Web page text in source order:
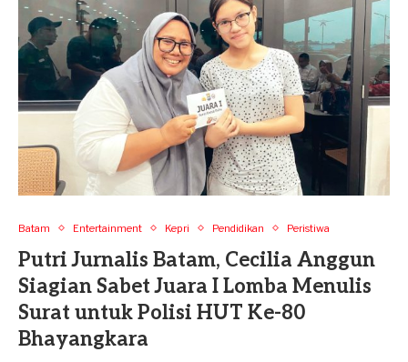
Batam Entertainment Kepri Pendidikan Peristiwa
Putri Jurnalis Batam, Cecilia Anggun
Siagian Sabet Juara I Lomba Menulis
Surat untuk Polisi HUT Ke-80
Bhayangkara